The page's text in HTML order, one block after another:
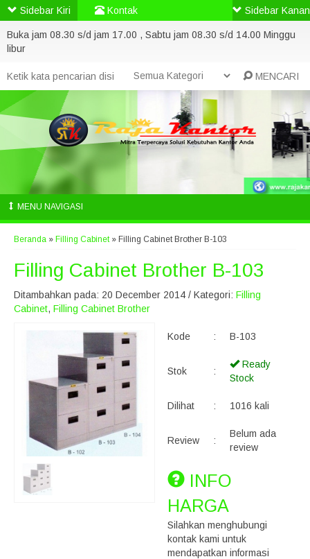
Buka jam 08.30 s/d jam 17.00 , Sabtu jam 08.30 s/d 14.00 Minggu
libur
MENCARI
MENU NAVIGASI
Beranda » Filling Cabinet» Filling Cabinet Brother B-103
Filling Cabinet Brother B-103
Ditambahkan pada: 20 December 2014 / Kategori: Filling
Cabinet, Filling Cabinet Brother
Kode : B-103
Stok :
Ready
Stock
Dilihat : 1016 kali
Review :
Belum ada
review
INFO
HARGA
Silahkan menghubungi
kontak kami untuk
mendapatkan informasi
Sidebar Kiri Kontak Sidebar Kanan